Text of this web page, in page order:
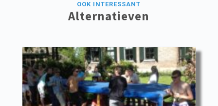
OOK INTERESSANT
Alternatieven